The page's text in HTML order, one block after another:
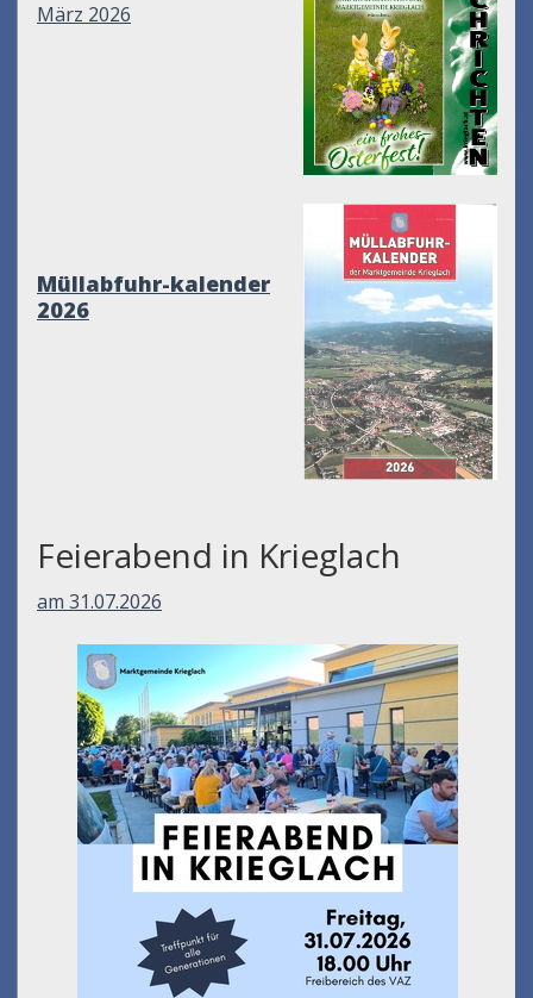
März 2026
Müllabfuhr-kalender
2026
Feierabend in Krieglach
am 31.07.2026